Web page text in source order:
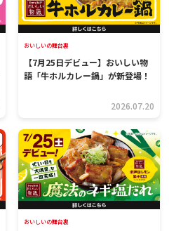
おいしいの舞台裏
【7月25日デビュー】おいしい物
語「牛ホルカレー鍋」が新登場！
2026.07.20
おいしいの舞台裏